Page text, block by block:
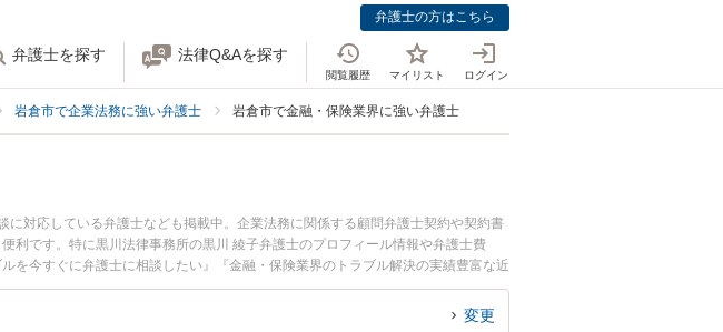
弁護士の方はこちら
弁護士を探す 法律Q&Aを探す
閲覧履歴 マイリスト ログイン
岩倉市で企業法務に強い弁護士 岩倉市で金融・保険業界に強い弁護士
対応している弁護士なども掲載中。企業法務に関係する顧問弁護士契約や契約書
利です。特に黒川法律事務所の黒川 綾子弁護士のプロフィール情報や弁護士費
を今すぐに弁護士に相談したい』『金融・保険業界のトラブル解決の実績豊富な近
に相談予約したい』などでお困りの相談者さんにおすすめです。
変更